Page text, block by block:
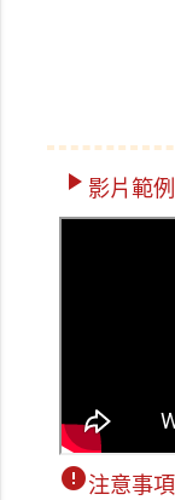
play_arrow 影片範例
error注意事項